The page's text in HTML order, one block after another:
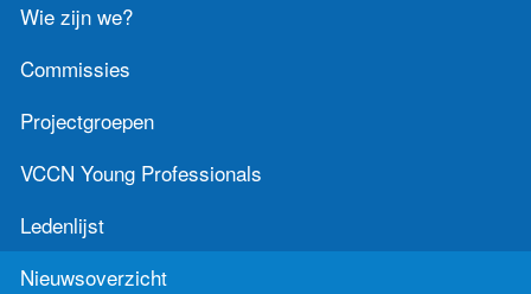
Wie zijn we?
Commissies
Projectgroepen
VCCN Young Professionals
Ledenlijst
Nieuwsoverzicht